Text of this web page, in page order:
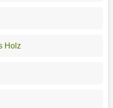
Holz